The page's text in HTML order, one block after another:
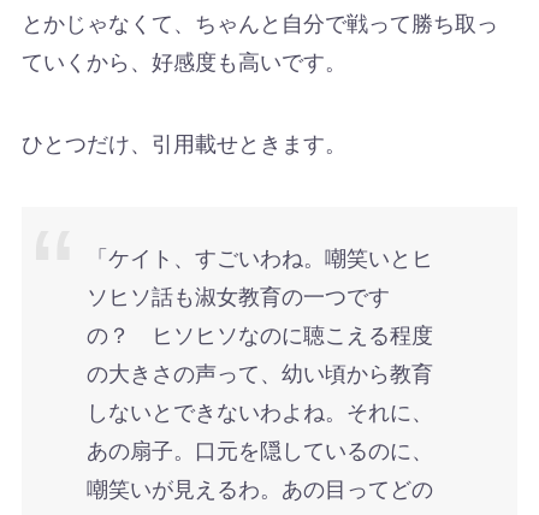
とかじゃなくて、ちゃんと自分で戦って勝ち取っ
ていくから、好感度も高いです。
ひとつだけ、引用載せときます。
「ケイト、すごいわね。嘲笑いとヒ
ソヒソ話も淑女教育の一つです
の？ ヒソヒソなのに聴こえる程度
の大きさの声って、幼い頃から教育
しないとできないわよね。それに、
あの扇子。口元を隠しているのに、
嘲笑いが見えるわ。あの目ってどの